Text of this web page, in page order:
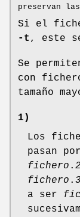
preservan
Si el
-t , este
Se
con
tamaño
1)
Los
pasan
fichero . 2
fichero . 3
a ser